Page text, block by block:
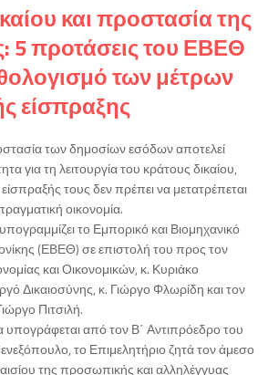
και προστασία της
5 προτάσεις του ΕΒΕΘ
των μέτρων
είσπραξης
των δημοσίων εσόδων αποτελεί
για τη λειτουργία του κράτους δικαίου,
τους δεν πρέπει να μετατρέπεται
οικονομία.
το Εμπορικό και Βιομηχανικό
(ΕΒΕΘ) σε επιστολή του προς τον
και Οικονομικών, κ. Κυριάκο
Δικαιοσύνης, κ. Γιώργο Φλωρίδη και τον
Πιτσιλή.
υπογράφεται από τον Β΄ Αντιπρόεδρο του
το Επιμελητήριο ζητά τον άμεσο
της προσωπικής και αλληλέγγυας